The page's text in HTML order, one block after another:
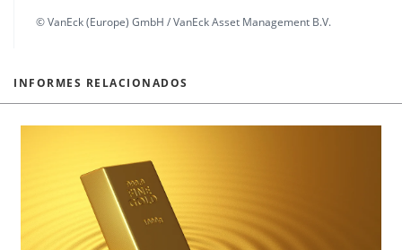
© VanEck (Europe) GmbH / VanEck Asset Management B.V.
INFORMES RELACIONADOS